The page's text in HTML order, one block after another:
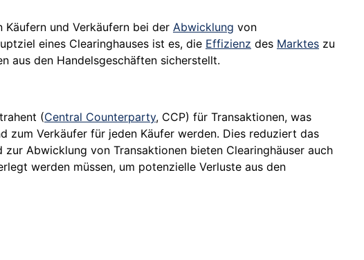
Käufern und Verkäufern bei der Abwicklung von
eines Clearinghauses ist es, die Effizienz des Marktes zu
aus den Handelsgeschäften sicherstellt.
(Central Counterparty, CCP) für Transaktionen, was
zum Verkäufer für jeden Käufer werden. Dies reduziert das
Abwicklung von Transaktionen bieten Clearinghäuser auch
werden müssen, um potenzielle Verluste aus den